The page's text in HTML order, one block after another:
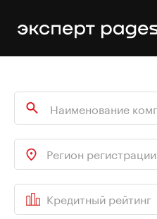
Регион регистрации
Кредитный рейтинг